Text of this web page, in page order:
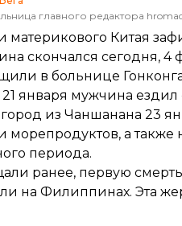
главного редактора
материкового Китая
скончался сегодня, 4
в больнице
21 января мужчина
город из Чаншанана 23
морепродуктов, а
периода.
ранее, первую
на Филиппинах. Эта